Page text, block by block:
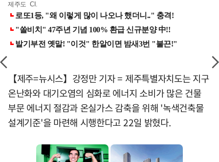
제주도 CI.
【제주=뉴시스】강정만 기자 = 제주특별자치도는 지구
온난화와 대기오염의 심화로 에너지 소비가 많은 건물
부문 에너지 절감과 온실가스 감축을 위해 '녹색건축물
설계기준'을 마련해 시행한다고 22일 밝혔다.